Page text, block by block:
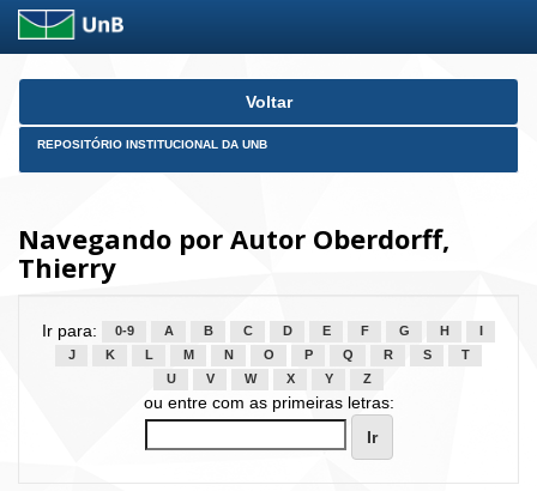
Skip
Voltar
REPOSITÓRIO INSTITUCIONAL DA UNB
Navegando por Autor Oberdorff,
Thierry
Ir para: 0-9 A B C D E F G H
J
K L M N O P Q R S
T
U
V W X Y Z
ou entre com as primeiras letras: